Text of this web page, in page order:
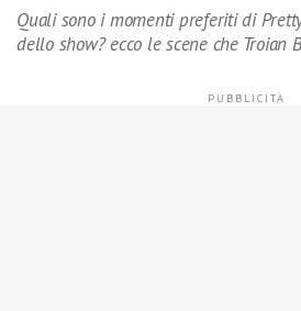
Quali sono i momenti preferiti di
dello show? ecco le scene che Troian